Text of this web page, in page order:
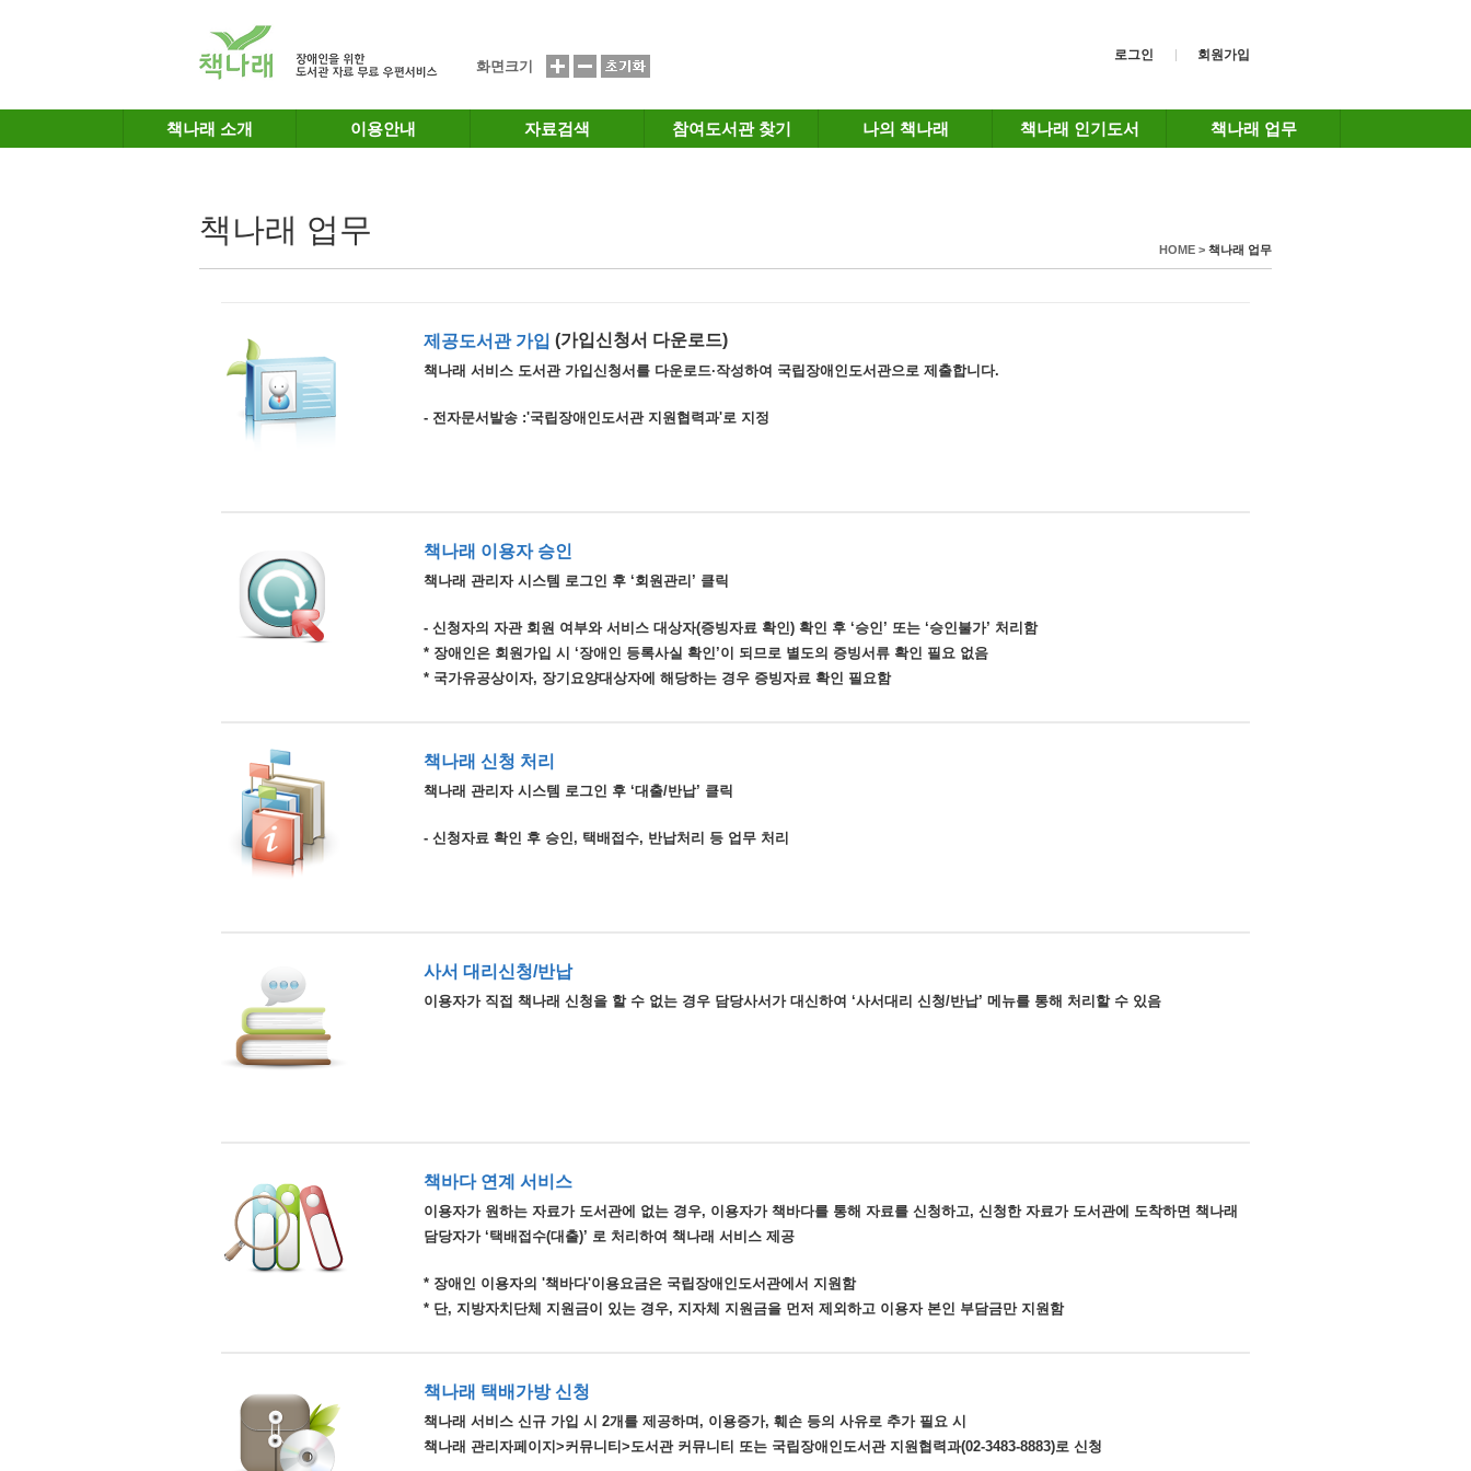
화면크기
로그인 회원가입
책나래 소개 이용안내 자료검색 참여도서관 찾기 나의 책나래 책나래 인기도서 책나래 업무
책나래 업무
HOME > 책나래 업무
제공도서관 가입 (가입신청서 다운로드)
책나래 서비스 도서관 가입신청서를 다운로드·작성하여 국립장애인도서관으로 제출합니다.
- 전자문서발송 :'국립장애인도서관 지원협력과'로 지정
책나래 이용자 승인
책나래 관리자 시스템 로그인 후 ‘회원관리’ 클릭
- 신청자의 자관 회원 여부와 서비스 대상자(증빙자료 확인) 확인 후 ‘승인’ 또는 ‘승인불가’ 처리함
* 장애인은 회원가입 시 ‘장애인 등록사실 확인’이 되므로 별도의 증빙서류 확인 필요 없음
* 국가유공상이자, 장기요양대상자에 해당하는 경우 증빙자료 확인 필요함
책나래 신청 처리
책나래 관리자 시스템 로그인 후 ‘대출/반납’ 클릭
- 신청자료 확인 후 승인, 택배접수, 반납처리 등 업무 처리
사서 대리신청/반납
이용자가 직접 책나래 신청을 할 수 없는 경우 담당사서가 대신하여 ‘사서대리 신청/반납’ 메뉴를 통해 처리할 수 있음
책바다 연계 서비스
이용자가 원하는 자료가 도서관에 없는 경우, 이용자가 책바다를 통해 자료를 신청하고, 신청한 자료가 도서관에 도착하면 책나래
담당자가 ‘택배접수(대출)’ 로 처리하여 책나래 서비스 제공
* 장애인 이용자의 '책바다'이용요금은 국립장애인도서관에서 지원함
* 단, 지방자치단체 지원금이 있는 경우, 지자체 지원금을 먼저 제외하고 이용자 본인 부담금만 지원함
책나래 택배가방 신청
책나래 서비스 신규 가입 시 2개를 제공하며, 이용증가, 훼손 등의 사유로 추가 필요 시
책나래 관리자페이지>커뮤니티>도서관 커뮤니티 또는 국립장애인도서관 지원협력과(02-3483-8883)로 신청